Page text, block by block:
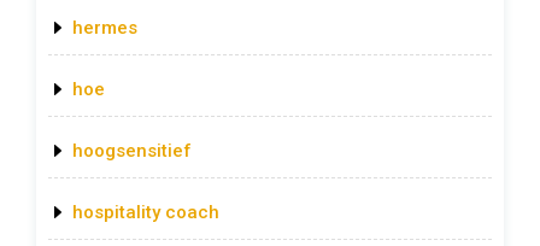
hermes
hoe
hoogsensitief
hospitality coach